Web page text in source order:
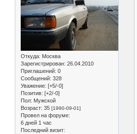
Откуда: Москва
Зарегистрирован: 26.04.2010
Приглашений: 0
Сообщений: 328
Уважение: [+5/-0]
Позитив: [+2/-0]
Пол: Мужской
Возраст: 35 [1990-09-01]
Провел на форуме:
6 дней 1 час
Последний визит: